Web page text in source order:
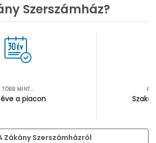
Szerszámház?
TÖBB MINT...
a piacon
Zákány Szerszámházról